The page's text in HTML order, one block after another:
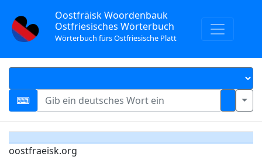
Oostfräisk Woordenbauk
Ostfriesisches Wörterbuch
Wörterbuch fürs Ostfriesische Platt
oostfraeisk.org